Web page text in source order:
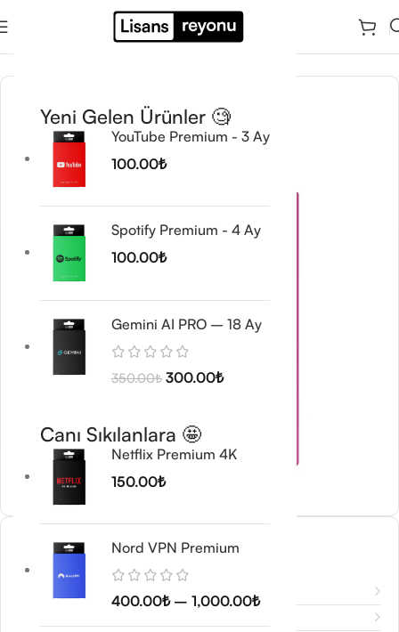
Yeni Gelen Ürünler 🧐
YouTube Premium - 3 Ay
100.00₺
Spotify Premium - 4 Ay
100.00₺
Gemini AI PRO – 18 Ay
350.00₺ 300.00₺
Canı Sıkılanlara 🤩
Netflix Premium 4K
150.00₺
Nord VPN Premium
400.00₺ – 1,000.00₺
Tasarım ve Görsel Araçlar/Epidemic Sound
Epidemic Sound
60.00 600.00₺